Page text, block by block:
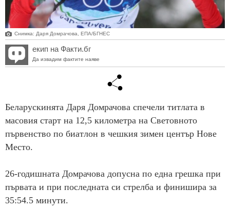
Снимка: Даря Домрачова, ЕПА/БГНЕС
екип на Факти.бг
Да извадим фактите наяве
Беларускинята Даря Домрачова спечели титлата в
масовия старт на 12,5 километра на Световното
първенство по биатлон в чешкия зимен център Нове
Место.
26-годишната Домрачова допусна по една грешка при
първата и при последната си стрелба и финишира за
35:54.5 минути.